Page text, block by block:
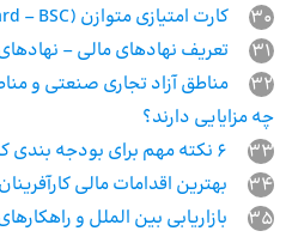
30
کارت امتیازی متوازن (Balanced Scorecard – BSC)
31
تعریف نهادهای مالی –
32
مناطق آزاد تجاری صنعتی و
چه مزایایی دارند؟
33
34
بهترین اقدامات مالی
35
بازاریابی بین الملل و